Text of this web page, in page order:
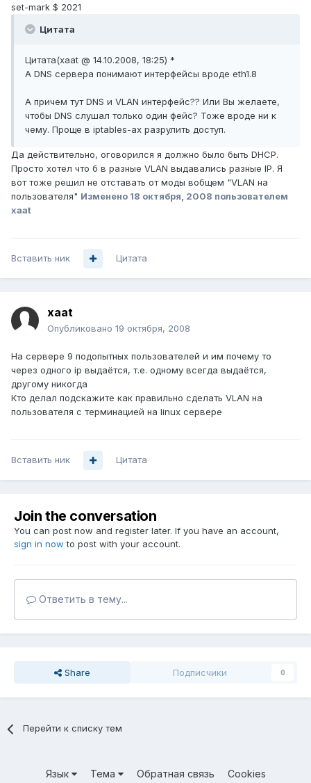
set-mark $ 2021
Цитата
Цитата(xaat @ 14.10.2008, 18:25) *
А DNS сервера понимают интерфейсы вроде eth1.8
А причем тут DNS и VLAN интерфейс?? Или Вы желаете,
чтобы DNS слушал только один фейс? Тоже вроде ни к
чему. Проще в iptables-ах разрулить доступ.
Да действительно, оговорился я должно было быть DHCP.
Просто хотел что б в разные VLAN выдавались разные IP. Я
вот тоже решил не отставать от моды вобщем "VLAN на
пользователя" Изменено 18 октября, 2008 пользователем
xaat
Вставить ник Цитата
xaat
Опубликовано 19 октября, 2008
На сервере 9 подопытных пользователей и им почему то
через одного ip выдаётся, т.е. одному всегда выдаётся,
другому никогда
Кто делал подскажите как правильно сделать VLAN на
пользователя с терминацией на linux сервере
Вставить ник Цитата
Join the conversation
You can post now and register later. If you have an account,
sign in now to post with your account.
Ответить в тему...
Share Подписчики 0
Перейти к списку тем
Язык Тема Обратная связь
Cookies